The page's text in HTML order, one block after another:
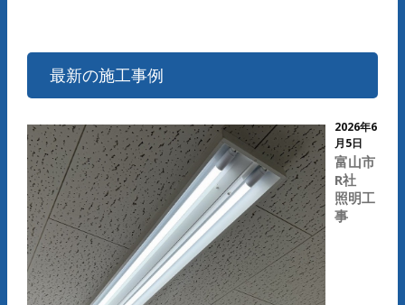
最新の施工事例
2026年6
月5日
富山市
R社
照明工
事